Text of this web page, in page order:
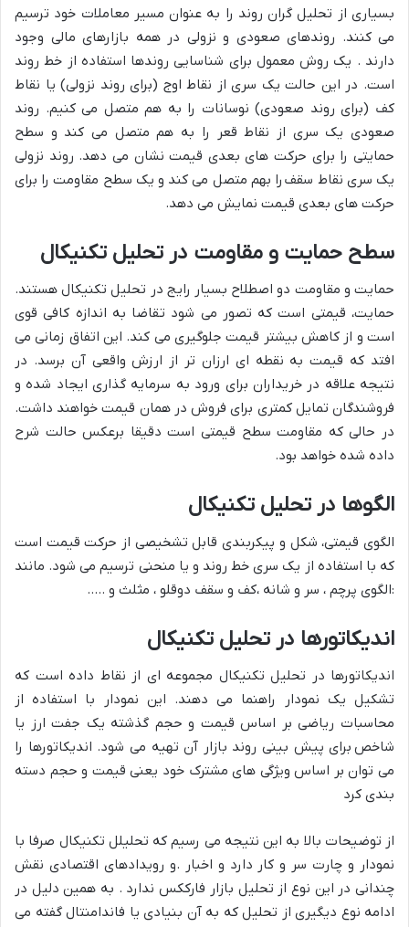
بسیاری از تحلیل گران روند را به عنوان مسیر معاملات خود ترسیم
می کنند. روندهای صعودی و نزولی در همه بازارهای مالی وجود
دارند . یک روش معمول برای شناسایی روندها استفاده از خط روند
است. در این حالت یک سری از نقاط اوج (برای روند نزولی) یا نقاط
کف (برای روند صعودی) نوسانات را به هم متصل می کنیم. روند
صعودی یک سری از نقاط قعر را به هم متصل می کند و سطح
حمایتی را برای حرکت های بعدی قیمت نشان می دهد. روند نزولی
یک سری نقاط سقف را بهم متصل می کند و یک سطح مقاومت را برای
حرکت های بعدی قیمت نمایش می دهد.
سطح حمایت و مقاومت در تحلیل تکنیکال
حمایت و مقاومت دو اصطلاح بسیار رایج در تحلیل تکنیکال هستند.
حمایت، قیمتی است که تصور می شود تقاضا به اندازه کافی قوی
است و از کاهش بیشتر قیمت جلوگیری می کند. این اتفاق زمانی می
افتد که قیمت به نقطه ای ارزان تر از ارزش واقعی آن برسد. در
نتیجه علاقه در خریداران برای ورود به سرمایه گذاری ایجاد شده و
فروشندگان تمایل کمتری برای فروش در همان قیمت خواهند داشت.
در حالی که مقاومت سطح قیمتی است دقیقا برعکس حالت شرح
داده شده خواهد بود.
الگوها در تحلیل تکنیکال
الگوی قیمتی، شکل و پیکربندی قابل تشخیصی از حرکت قیمت است
که با استفاده از یک سری خط روند و یا منحنی ترسیم می شود. مانند
:الگوی پرچم ، سر و شانه ،کف و سقف دوقلو ، مثلث و …..
اندیکاتورها در تحلیل تکنیکال
اندیکاتورها در تحلیل تکنیکال مجموعه ای از نقاط داده است که
تشکیل یک نمودار راهنما می دهند. این نمودار با استفاده از
محاسبات ریاضی بر اساس قیمت و حجم گذشته یک جفت ارز یا
شاخص برای پیش بینی روند بازار آن تهیه می شود. اندیکاتورها را
می توان بر اساس ویژگی های مشترک خود یعنی قیمت و حجم دسته
بندی کرد
از توضیحات بالا به این نتیجه می رسیم که تحلیلل تکنیکال صرفا با
نمودار و چارت سر و کار دارد و اخبار .و رویدادهای اقتصادی نقش
چندانی در این نوع از تحلیل بازار فارککس ندارد . به همین دلیل در
ادامه نوع دیگیری از تحلیل که به آن بنیادی یا فاندامنتال گفته می